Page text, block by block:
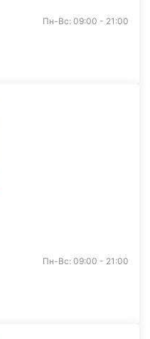
Пн-Вс: 09:00 - 21:00
Пн-Вс: 09:00 - 21:00